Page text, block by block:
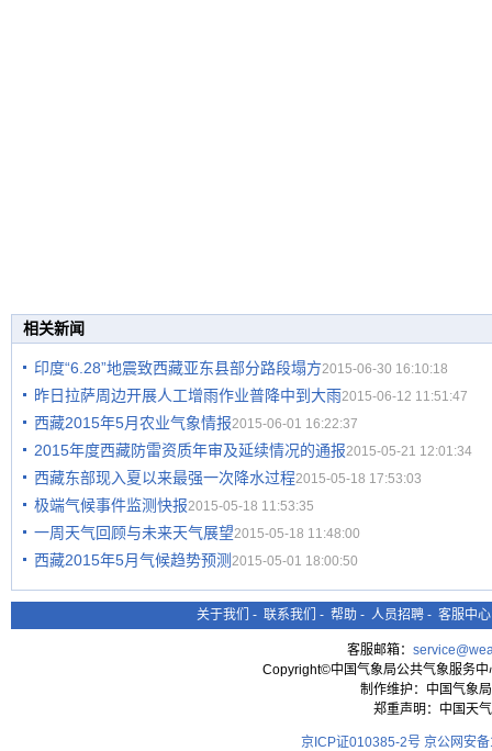
相关新闻
印度“6.28”地震致西藏亚东县部分路段塌方2015-06-30 16:10:18
昨日拉萨周边开展人工增雨作业普降中到大雨2015-06-12 11:51:47
西藏2015年5月农业气象情报2015-06-01 16:22:37
2015年度西藏防雷资质年审及延续情况的通报2015-05-21 12:01:34
西藏东部现入夏以来最强一次降水过程2015-05-18 17:53:03
极端气候事件监测快报2015-05-18 11:53:35
一周天气回顾与未来天气展望2015-05-18 11:48:00
西藏2015年5月气候趋势预测 2015-05-01 18:00:50
关于我们 - 联系我们 - 帮助 - 人员招聘 - 客服中心
客服邮箱：
Copyright©中国气象局公共气象服务
制作维护：中国气象
郑重声明：中国天
京ICP证010385-2号 京公网安